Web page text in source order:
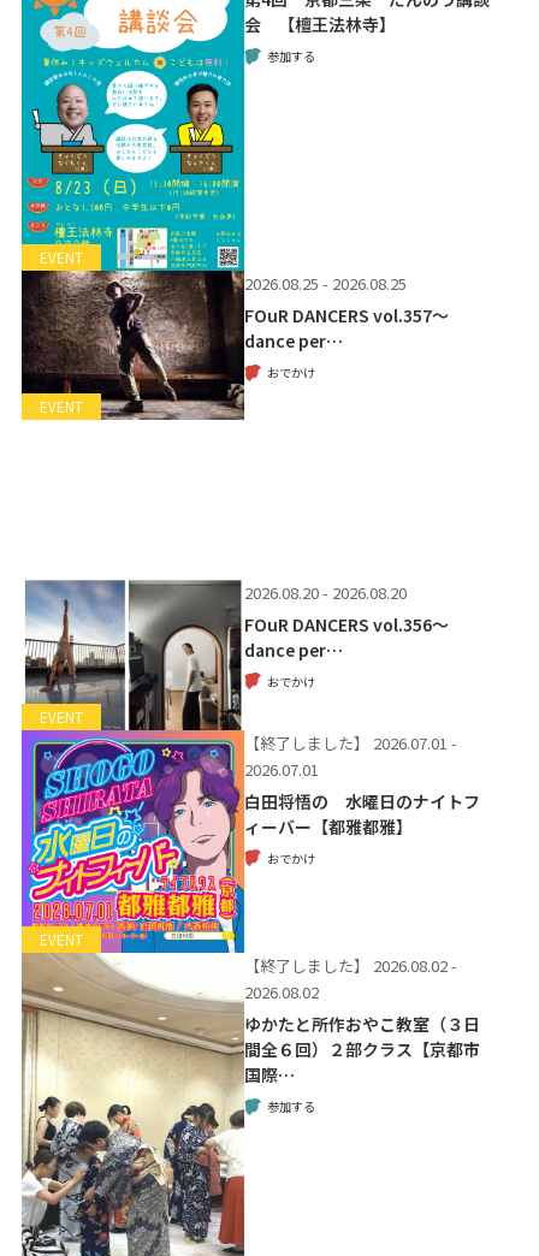
EVENT
会 【檀王法林寺】
参加する
EVENT
2026.08.25 - 2026.08.25
FOuR DANCERS vol.357～
dance per…
おでかけ
EVENT
2026.08.20 - 2026.08.20
FOuR DANCERS vol.356～
dance per…
おでかけ
EVENT
【終了しました】
2026.07.01 -
2026.07.01
白田将悟の 水曜日のナイトフ
ィーバー【都雅都雅】
おでかけ
【終了しました】
2026.08.02 -
2026.08.02
ゆかたと所作おやこ教室（３日
間全６回）２部クラス【京都市
国際…
参加する